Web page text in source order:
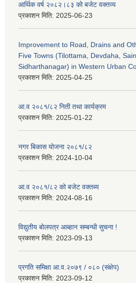
आर्थिक वर्ष २०८२।८३ को बजेट वक्तव्य
प्रकाशन मिति: 2025-06-23
Improvement to Road, Drains and
Five Towns (Tilottama, Devdaha,
Sidharthanagar) in Western Urban
प्रकाशन मिति: 2025-04-25
आ.व २०८१/८२ निती तथा कार्यक्रम
प्रकाशन मिति: 2025-01-22
नगर बिकास योजना २०८१/८२
प्रकाशन मिति: 2024-10-04
आ.व २०८१/८२ को बजेट वक्तब्य
प्रकाशन मिति: 2024-08-16
विद्युतीय बोलपत्र आब्हान सम्बन्धी सुचना !
प्रकाशन मिति: 2023-09-13
प्रगति समिक्षा आ.व.२०७९ / ०८० (संक्षेप)
प्रकाशन मिति: 2023-09-12